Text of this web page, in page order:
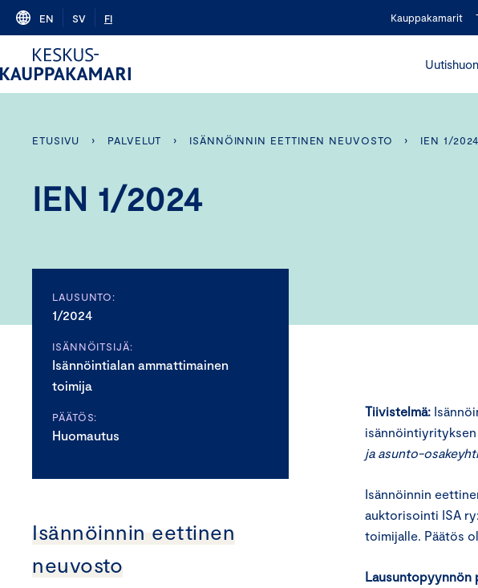
Skip
content
EN SV FI Kauppakamarit
ETUSIVU › PALVELUT › ISÄNNÖINNIN EETTINEN NEUVOSTO › IEN 1/2024
IEN 1/2024
LAUSUNTO:
1/2024
ISÄNNÖITSIJÄ:
Isännöintialan ammattimainen
toimija
PÄÄTÖS:
Huomautus
Isännöinnin eettinen
neuvosto
Tiivistelmä:
ja asunto-
Isännöinnin
auktorisointi ISA
toimijalle. Päätös
Lausuntopyynnön